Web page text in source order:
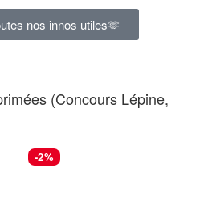
nos innos utiles🫶
(Concours Lépine,
-2%